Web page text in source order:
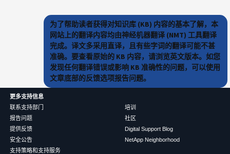
为了帮助读者获得对知识库 (KB) 内容的基本了解，本
网站上的翻译内容均由神经机器翻译 (NMT) 工具翻译
完成。译文多采用直译，且有些字词的翻译可能不甚
准确。要查看原始的 KB 内容，请浏览英文版本。如您
发现任何翻译错误或影响 KB 准确性的问题，可以使用
文章底部的反馈选项报告问题。
更多支持信息
联系支持部门
报告问题
提供反馈
安全公告
支持策略和支持服务
培训
社区
Digital Support Blog
NetApp Neighborhood